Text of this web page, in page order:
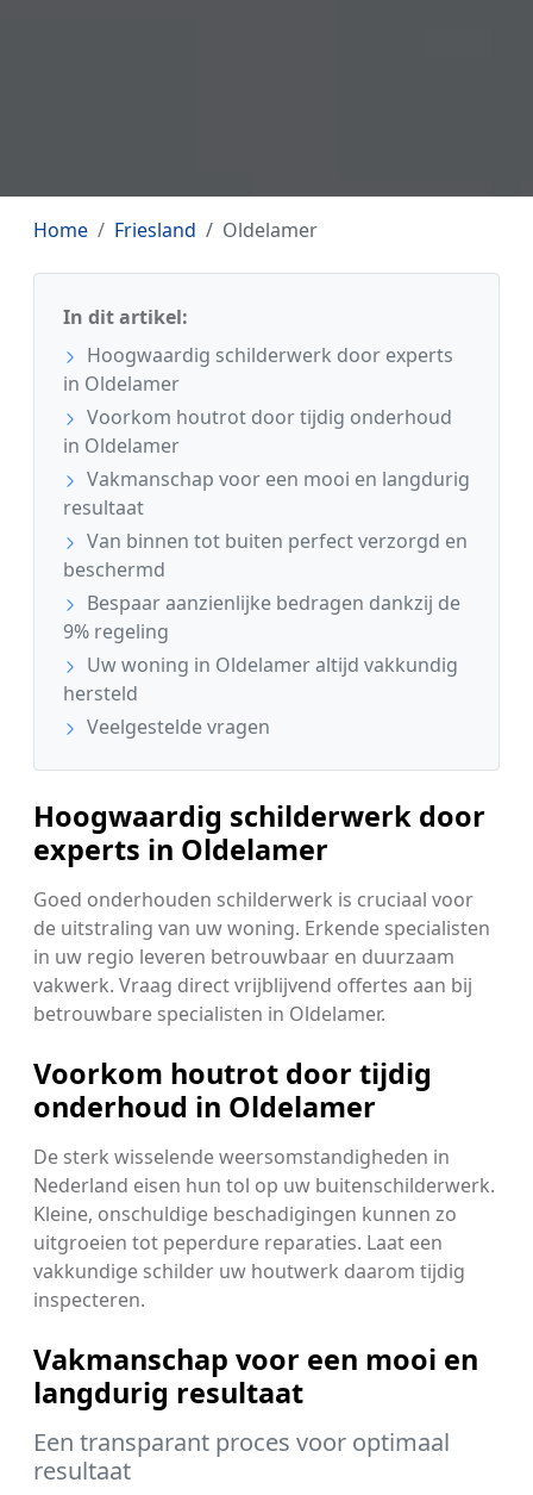
Home Friesland Oldelamer
In dit artikel:
Hoogwaardig schilderwerk door experts
in Oldelamer
Voorkom houtrot door tijdig onderhoud
in Oldelamer
Vakmanschap voor een mooi en langdurig
resultaat
Van binnen tot buiten perfect verzorgd en
beschermd
Bespaar aanzienlijke bedragen dankzij de
9% regeling
Uw woning in Oldelamer altijd vakkundig
hersteld
Veelgestelde vragen
Hoogwaardig schilderwerk door
experts in Oldelamer
Goed onderhouden schilderwerk is cruciaal voor
de uitstraling van uw woning. Erkende specialisten
in uw regio leveren betrouwbaar en duurzaam
vakwerk. Vraag direct vrijblijvend offertes aan bij
betrouwbare specialisten in Oldelamer.
Voorkom houtrot door tijdig
onderhoud in Oldelamer
De sterk wisselende weersomstandigheden in
Nederland eisen hun tol op uw buitenschilderwerk.
Kleine, onschuldige beschadigingen kunnen zo
uitgroeien tot peperdure reparaties. Laat een
vakkundige schilder uw houtwerk daarom tijdig
inspecteren.
Vakmanschap voor een mooi en
langdurig resultaat
Een transparant proces voor optimaal
resultaat